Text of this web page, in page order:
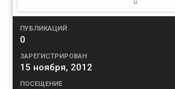
ПУБЛИКАЦИЙ
0
ЗАРЕГИСТРИРОВАН
15 ноября, 2012
ПОСЕЩЕНИЕ